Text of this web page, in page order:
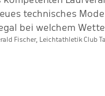
technisches
bei welchem
Fischer, Leichtathletik Club